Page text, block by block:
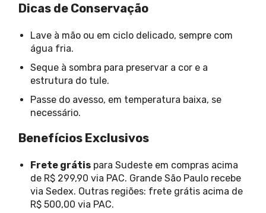
Dicas de Conservação
Lave à mão ou em ciclo delicado, sempre com
água fria.
Seque à sombra para preservar a cor e a
estrutura do tule.
Passe do avesso, em temperatura baixa, se
necessário.
Benefícios Exclusivos
Frete grátis para Sudeste em compras acima
de R$ 299,90 via PAC. Grande São Paulo recebe
via Sedex. Outras regiões: frete grátis acima de
R$ 500,00 via PAC.